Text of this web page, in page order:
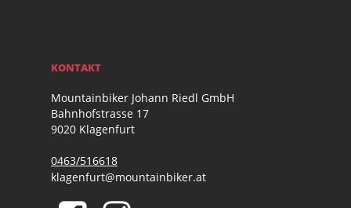
KONTAKT
Mountainbiker Johann Riedl GmbH
Bahnhofstrasse 17
9020 Klagenfurt
0463/516618
klagenfurt@mountainbiker.at